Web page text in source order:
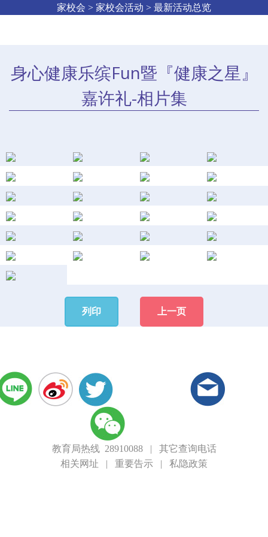
家校会 > 家校会活动 > 最新活动总览
身心健康乐缤Fun暨『健康之星』
嘉许礼-相片集
列印 上一页
教育局热线 28910088| 其它查询电话
相关网址 | 重要告示 | 私隐政策